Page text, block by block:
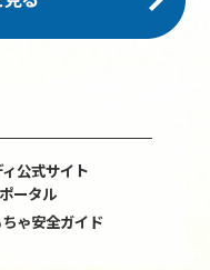
公式サイト
ータル
ゃ安全ガイド